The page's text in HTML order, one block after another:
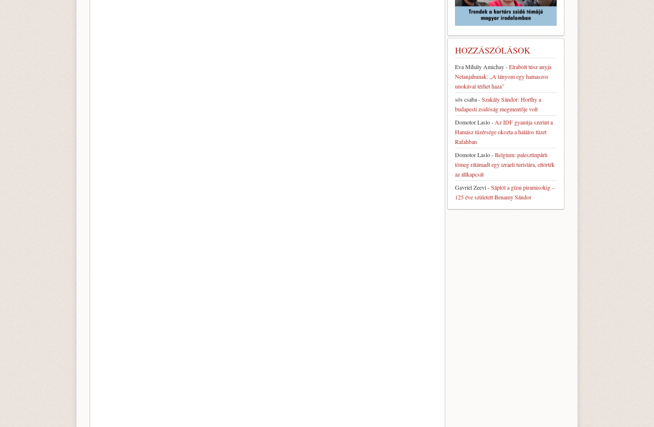
HOZZÁSZÓLÁSOK
Eva Mihály Amichay-Elrabolt túsz anyja
Netanjahunak: „A lányom egy hamaszos
unokával térhet haza”
sós csaba-Szakály Sándor: Horthy a
budapesti zsidóság megmentője volt
Domotor Laslo- Az IDF gyanúja szerint a
Hamász tüzérsége okozta a halálos tüzet
Rafahban
Domotor Laslo-Belgium: palesztinpárti
tömeg rátámadt egy izraeli turistára, eltörték
az állkapcsát
Gavriel Zeevi-Sáptól a gízai piramisokig –
125 éve született Benamy Sándor